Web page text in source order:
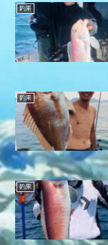
釣果
釣果
釣果